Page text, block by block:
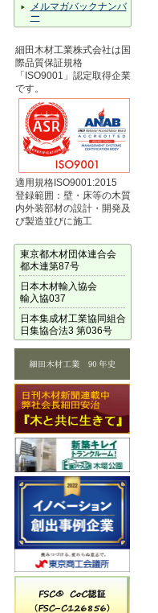
メルマガバックナンバ
ー
細田木材工業株式会社は国
際品質保証規格
「ISO9001」認定取得企業
です。
適用規格ISO9001:2015
登録範囲：壁・床等の木質
内外装部材の設計・開発及
び製造並びに施工
東京都木材団体連合会
都木連第87号
日本木材輸入協会
輸入協037
日本集成材工業協同組合
日集協合法3 第036号